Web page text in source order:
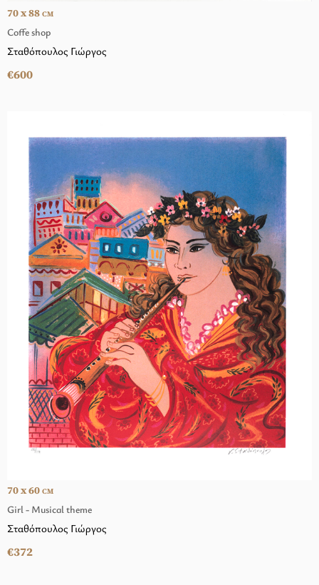
Coffe shop
70 x 88 CM
Σταθόπουλος Γιώργος
€600
Girl - Musical theme
70 x 60 CM
Σταθόπουλος Γιώργος
€372